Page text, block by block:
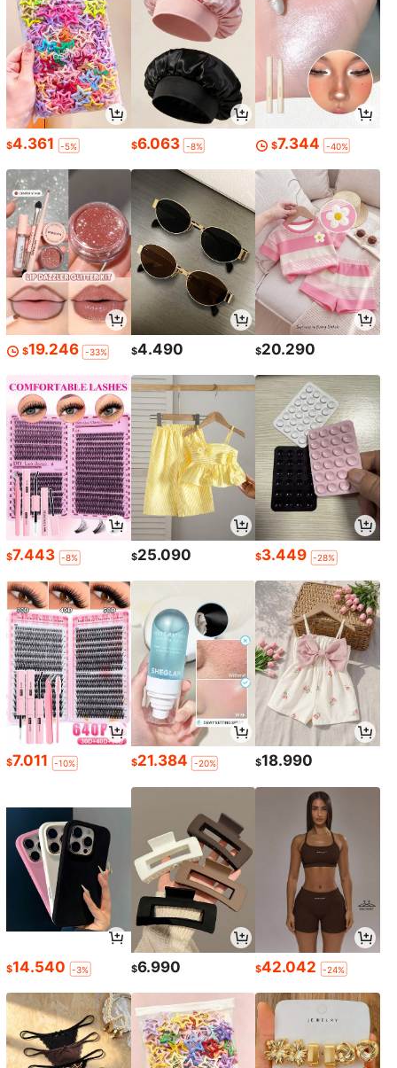
$4.361 -5% $6.063 -8% $7.344 -40%
$19.246 -33% $4.490 $20.290
$7.443 -8% $25.090 $3.449 -28%
$7.011 -10% $21.384 -20% $18.990
$14.540 -3% $6.990 $42.042 -24%